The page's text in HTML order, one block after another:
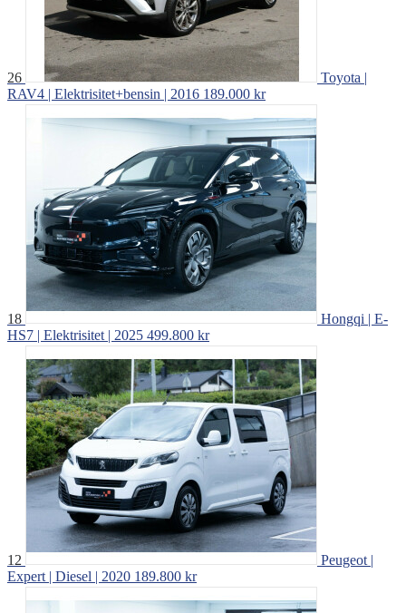
26
Toyota |
RAV4 | Elektrisitet+bensin | 2016 189.000 kr
18
Hongqi | E-
HS7 | Elektrisitet | 2025 499.800 kr
12
Peugeot |
Expert | Diesel | 2020 189.800 kr